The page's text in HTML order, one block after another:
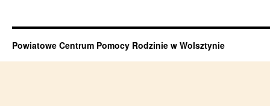
Powiatowe Centrum Pomocy Rodzinie w Wolsztynie